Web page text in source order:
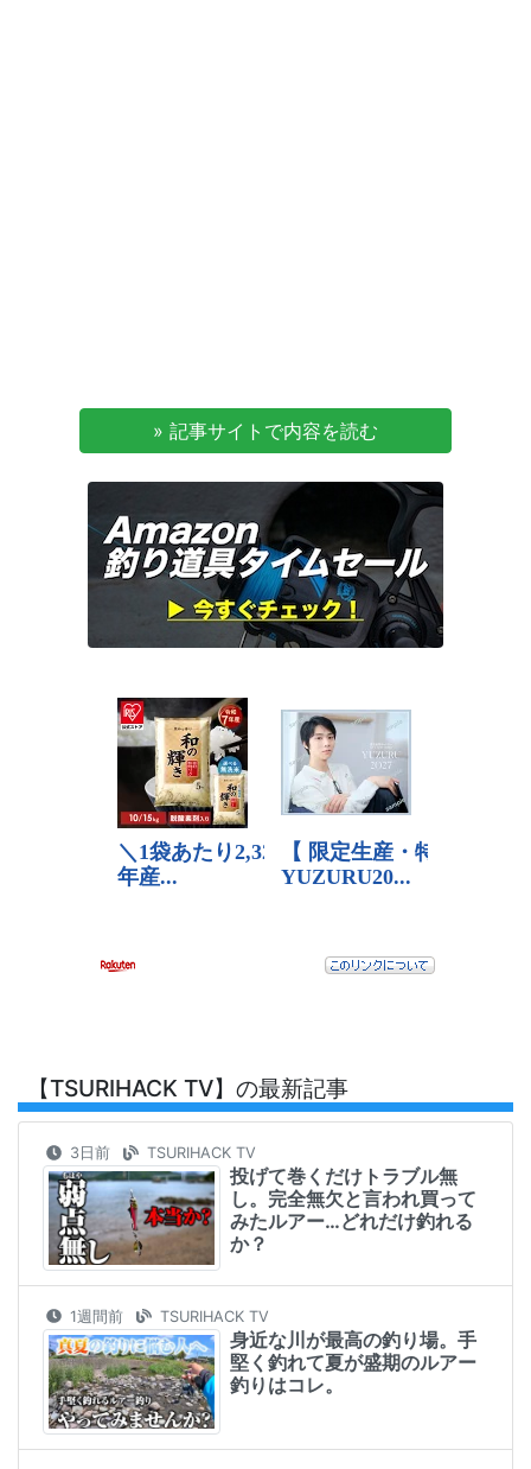
» 記事サイトで内容を読む
【TSURIHACK TV】の最新記事
3日前 TSURIHACK TV
投げて巻くだけトラブル無
し。完全無欠と言われ買って
みたルアー…どれだけ釣れる
か？
1週間前 TSURIHACK TV
身近な川が最高の釣り場。手
堅く釣れて夏が盛期のルアー
釣りはコレ。